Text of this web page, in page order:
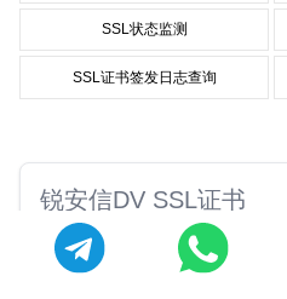
SSL状态监测
SSL证书签发日志查询
锐安信DV SSL证书
¥65/年